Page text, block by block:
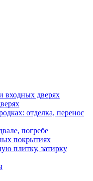
входных дверях
отделка, перенос
погребе
покрытиях
плитку, затирку